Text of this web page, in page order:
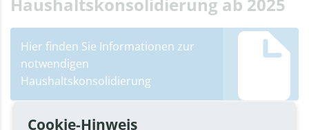
Hier finden Sie Informationen zur
notwendigen
Haushaltskonsolidierung
Cookie-Hinweis